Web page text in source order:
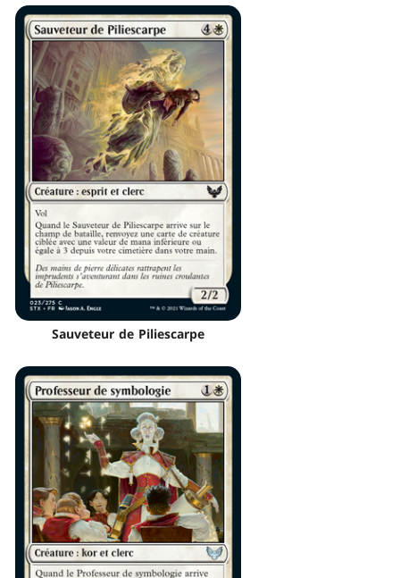
Sauveteur de Piliescarpe